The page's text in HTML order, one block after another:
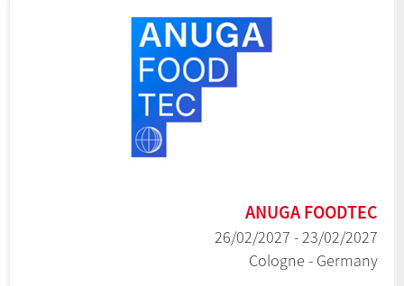
ANUGA FOODTEC
23/02/2027 - 26/02/2027
Cologne - Germany